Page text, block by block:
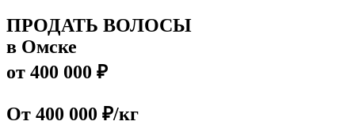
ПРОДАТЬ ВОЛОСЫ
в Омске
от 400 000 ₽
От 400 000 ₽/кг